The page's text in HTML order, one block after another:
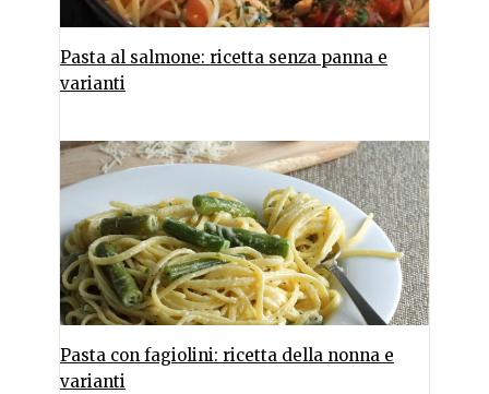
Pasta al salmone: ricetta senza panna e
varianti
Pasta con fagiolini: ricetta della nonna e
varianti